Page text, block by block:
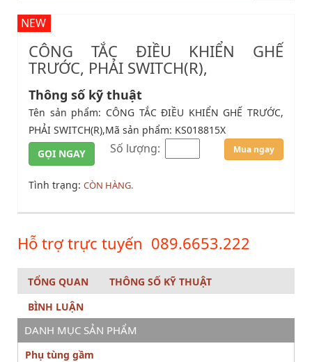
NEW
CÔNG TẮC ĐIỀU KHIỂN GHẾ
TRƯỚC, PHẢI SWITCH(R),
Thông số kỹ thuật
Tên sản phẩm: CÔNG TẮC ĐIỀU KHIỂN GHẾ TRƯỚC,
PHẢI SWITCH(R),Mã sản phẩm: KS018815X
GỌI NGAY
Số lượng: Mua ngay
Tình trạng: CÒN HÀNG.
Hỗ trợ trực tuyến 089.6653.222
TỔNG QUAN
THÔNG SỐ KỸ THUẬT
BÌNH LUẬN
DANH MỤC SẢN PHẨM
Phụ tùng gầm